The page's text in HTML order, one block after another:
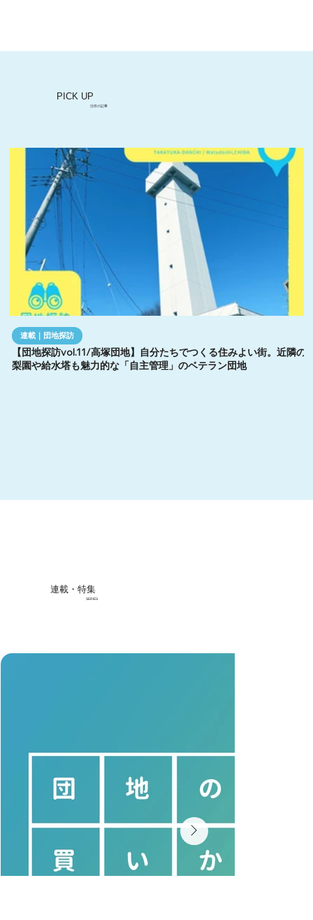
PICK UP
注目の記事
【団地探訪vol.11/高塚団地】自分たちでつくる住みよい街。近隣の
梨園や給水塔も魅力的な「自主管理」のベテラン団地
連載｜団地探訪
連載・特集
SERIES